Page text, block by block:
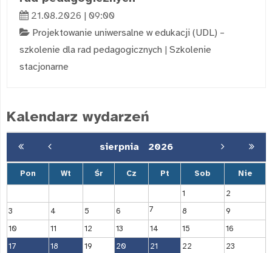
21.08.2026 | 09:00
Projektowanie uniwersalne w edukacji (UDL) –
szkolenie dla rad pedagogicznych | Szkolenie
stacjonarne
Kalendarz wydarzeń
sierpnia 2026
Pon Wt Śr Cz Pt Sob Nie
1
2
3
4 5 6 7 8
9
10
11 12 13 14 15
16
17
18 19 20 21 22
23